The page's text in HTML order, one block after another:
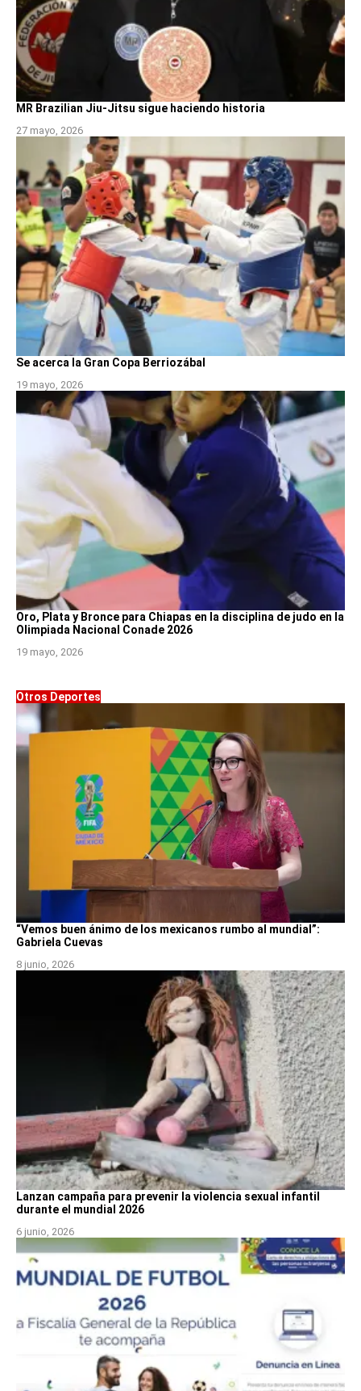
MR Brazilian Jiu-Jitsu sigue haciendo historia
27 mayo, 2026
Se acerca la Gran Copa Berriozábal
19 mayo, 2026
Oro, Plata y Bronce para Chiapas en la disciplina de judo en la
Olimpiada Nacional Conade 2026
19 mayo, 2026
Otros Deportes
“Vemos buen ánimo de los mexicanos rumbo al mundial”:
Gabriela Cuevas
8 junio, 2026
Lanzan campaña para prevenir la violencia sexual infantil
durante el mundial 2026
6 junio, 2026